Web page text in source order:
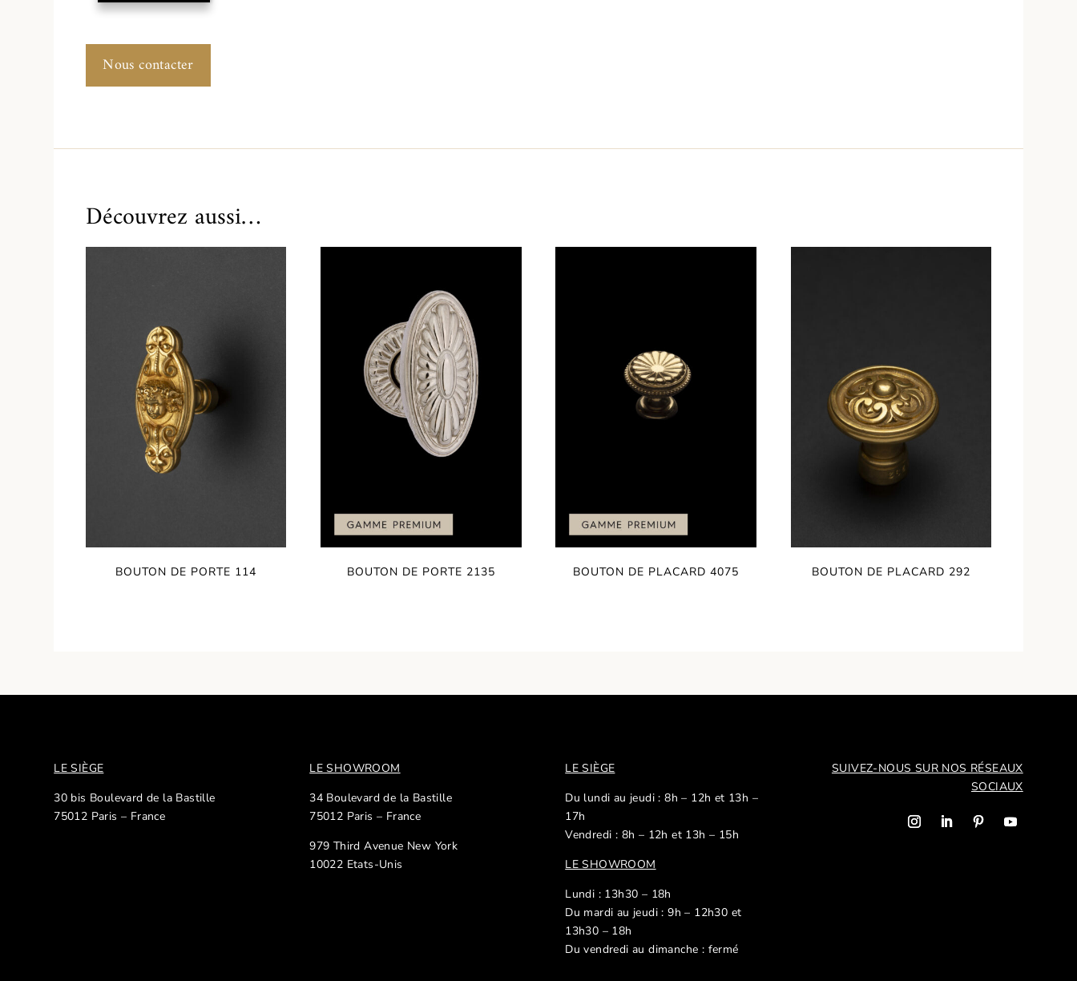
Nous contacter
Découvrez aussi…
BOUTON DE PORTE 114 BOUTON DE PORTE 2135 BOUTON DE PLACARD 4075 BOUTON DE PLACARD 292
LE SIÈGE
30 bis Boulevard de la Bastille
75012 Paris – France
LE SHOWROOM
34 Boulevard de la Bastille
75012 Paris – France
979 Third Avenue New York
10022 Etats-Unis
LE SIÈGE
Du lundi au jeudi : 8h – 12h et 13h –
17h
Vendredi : 8h – 12h et 13h – 15h
LE SHOWROOM
Lundi : 13h30 – 18h
Du mardi au jeudi : 9h – 12h30 et
13h30 – 18h
Du vendredi au dimanche : fermé
SUIVEZ-NOUS SUR NOS RÉSEAUX
SOCIAUX